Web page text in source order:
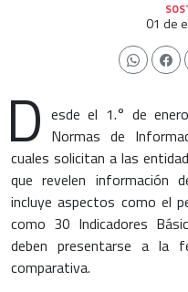
01 de
D esde el 1.° de
Normas de
cuales solicitan a las
que revelen información
incluye aspectos como el
como 30 Indicadores
deben presentarse a la
comparativa.